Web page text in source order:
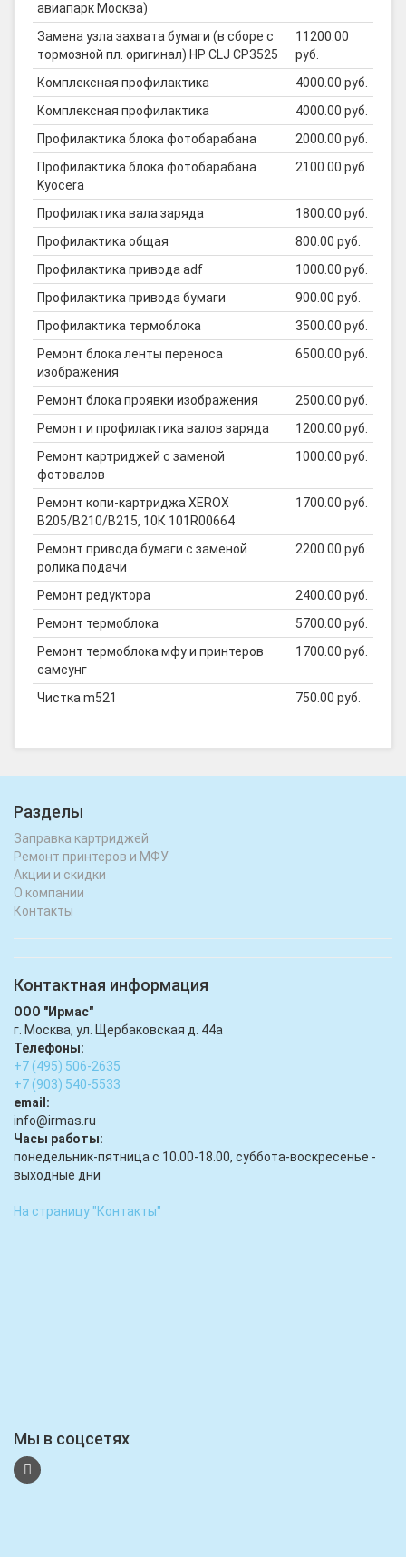
авиапарк Москва)
Замена узла захвата бумаги (в сборе с
тормозной пл. оригинал) HP CLJ CP3525
11200.00
руб.
Комплексная профилактика
4000.00 руб.
Комплексная профилактика
4000.00 руб.
Профилактика блока фотобарабана
2000.00 руб.
Профилактика блока фотобарабана
Kyocera
2100.00 руб.
Профилактика вала заряда
1800.00 руб.
Профилактика общая
800.00 руб.
Профилактика привода adf
1000.00 руб.
Профилактика привода бумаги
900.00 руб.
Профилактика термоблока
3500.00 руб.
Ремонт блока ленты переноса
изображения
6500.00 руб.
Ремонт блока проявки изображения
2500.00 руб.
Ремонт и профилактика валов заряда
1200.00 руб.
Ремонт картриджей с заменой
фотовалов
1000.00 руб.
Ремонт копи-картриджа XEROX
B205/B210/B215, 10К 101R00664
1700.00 руб.
Ремонт привода бумаги с заменой
ролика подачи
2200.00 руб.
Ремонт редуктора
2400.00 руб.
Ремонт термоблока
5700.00 руб.
Ремонт термоблока мфу и принтеров
самсунг
1700.00 руб.
Чистка m521 750.00 руб.
Разделы
Заправка картриджей
Ремонт принтеров и МФУ
Акции и скидки
О компании
Контакты
Контактная информация
ООО "Ирмас"
г. Москва, ул. Щербаковская д. 44а
Телефоны:
+7 (495) 506-2635
+7 (903) 540-5533
email:
infо@irmas.ru
Часы работы:
понедельник-пятница с 10.00-18.00, суббота-воскресенье -
выходные дни
На страницу "Контакты"
Мы в соцсетях